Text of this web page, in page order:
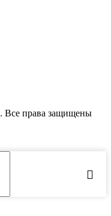
. Все права защищены